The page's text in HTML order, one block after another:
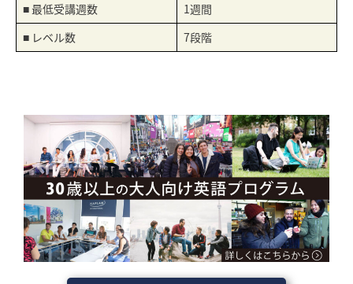
■ 最低受講週数
1週間
■ レベル数
7段階